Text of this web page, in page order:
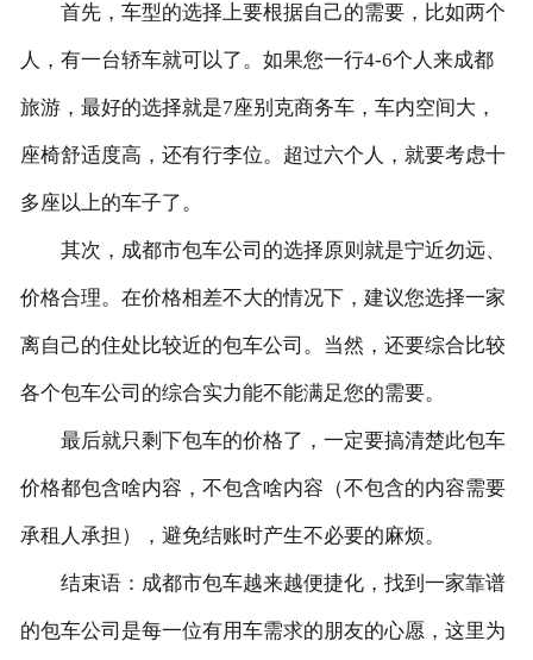
首先，车型的选择上要根据自己的需要，比如两个
人，有一台轿车就可以了。如果您一行4-6个人来成都
旅游，最好的选择就是7座别克商务车，车内空间大，
座椅舒适度高，还有行李位。超过六个人，就要考虑十
多座以上的车子了。
其次，成都市包车公司的选择原则就是宁近勿远、
价格合理。在价格相差不大的情况下，建议您选择一家
离自己的住处比较近的包车公司。当然，还要综合比较
各个包车公司的综合实力能不能满足您的需要。
最后就只剩下包车的价格了，一定要搞清楚此包车
价格都包含啥内容，不包含啥内容（不包含的内容需要
承租人承担），避免结账时产生不必要的麻烦。
结束语：成都市包车越来越便捷化，找到一家靠谱
的包车公司是每一位有用车需求的朋友的心愿，这里为